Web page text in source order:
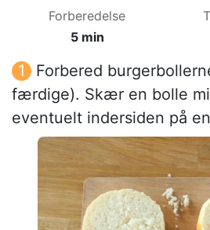
Forberedelse
5 min
Forbered
færdige). Skær en bolle
eventuelt indersiden på